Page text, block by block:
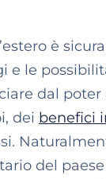
è
e le
dal poter
dei benefici
del